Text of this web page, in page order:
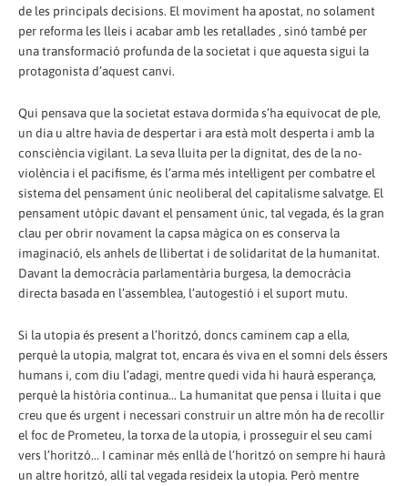
de les principals decisions. El moviment ha apostat, no solament
per reforma les lleis i acabar amb les retallades , sinó també per
una transformació profunda de la societat i que aquesta sigui la
protagonista d’aquest canvi.
Qui pensava que la societat estava dormida s’ha equivocat de ple,
un dia u altre havia de despertar i ara està molt desperta i amb la
consciència vigilant. La seva lluita per la dignitat, des de la no-
violència i el pacifisme, és l’arma més intel·ligent per combatre el
sistema del pensament únic neoliberal del capitalisme salvatge. El
pensament utòpic davant el pensament únic, tal vegada, és la gran
clau per obrir novament la capsa màgica on es conserva la
imaginació, els anhels de llibertat i de solidaritat de la humanitat.
Davant la democràcia parlamentària burgesa, la democràcia
directa basada en l’assemblea, l’autogestió i el suport mutu.
Si la utopia és present a l’horitzó, doncs caminem cap a ella,
perquè la utopia, malgrat tot, encara és viva en el somni dels éssers
humans i, com diu l’adagi, mentre quedi vida hi haurà esperança,
perquè la història continua... La humanitat que pensa i lluita i que
creu que és urgent i necessari construir un altre món ha de recollir
el foc de Prometeu, la torxa de la utopia, i prosseguir el seu camí
vers l’horitzó... I caminar més enllà de l’horitzó on sempre hi haurà
un altre horitzó, allí tal vegada resideix la utopia. Però mentre